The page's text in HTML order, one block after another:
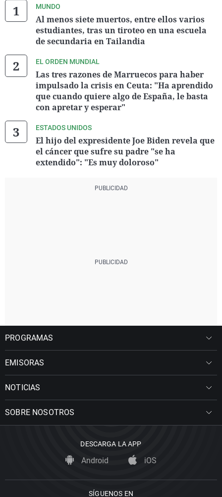
MUNDO
Al menos siete muertos, entre ellos varios
estudiantes, tras un tiroteo en una escuela
de secundaria en Tailandia
EL ORDEN MUNDIAL
Las tres razones de Marruecos para haber
impulsado la crisis en Ceuta: "Ha aprendido
que cuando quiere algo de España, le basta
con apretar y esperar"
ESTADOS UNIDOS
El hijo del expresidente Joe Biden revela que
el cáncer que sufre su padre "se ha
extendido": "Es muy doloroso"
PROGRAMAS
EMISORAS
NOTICIAS
SOBRE NOSOTROS
DESCARGA LA APP
Android iOS
SÍGUENOS EN